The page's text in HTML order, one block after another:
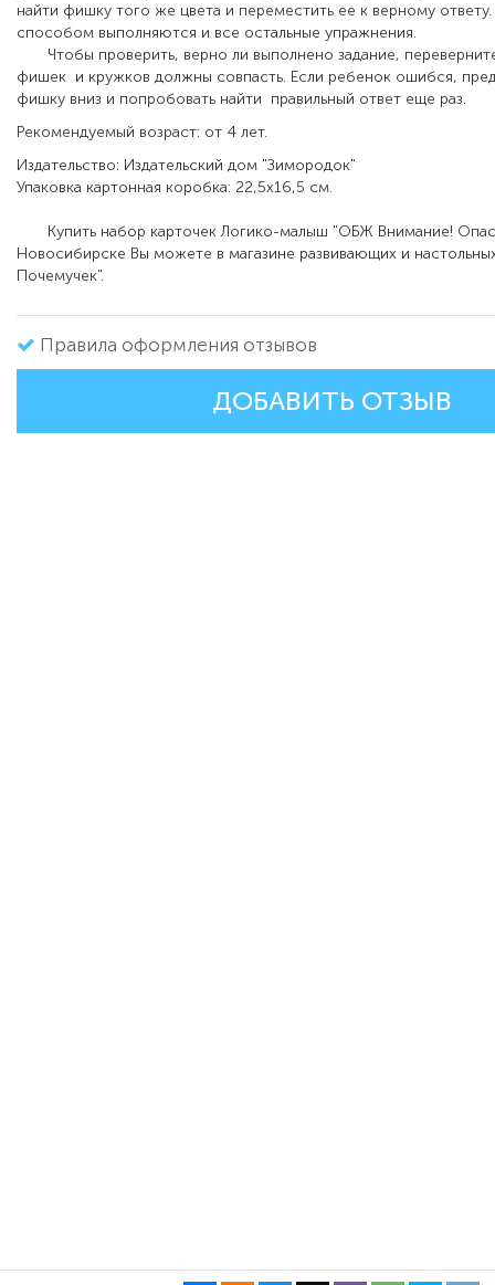
найти фишку того же цвета и переместить ее к верному
способом выполняются и все остальные упражнения.
Чтобы проверить, верно ли выполнено задание,
фишек и кружков должны совпасть. Если ребенок ошибся,
фишку вниз и попробовать найти правильный ответ еще раз.
Рекомендуемый возраст: от 4 лет.
Издательство: Издательский дом "Зимородок"
Упаковка картонная коробка: 22,5х16,5 см.
Купить набор карточек Логико-малыш "ОБЖ Внимание!
Новосибирске Вы можете в магазине развивающих и
Почемучек".
Правила оформления отзывов
ДОБАВИТЬ ОТЗЫВ